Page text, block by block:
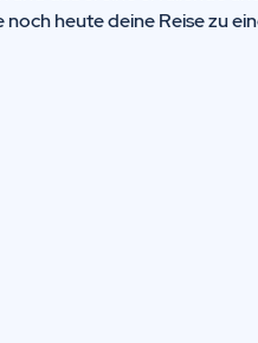
heute deine Reise zu